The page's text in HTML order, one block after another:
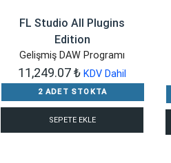
FL Studio All Plugins
Edition
Gelişmiş DAW Programı
11,249.07₺ KDV Dahil
2 ADET STOKTA
SEPETE EKLE